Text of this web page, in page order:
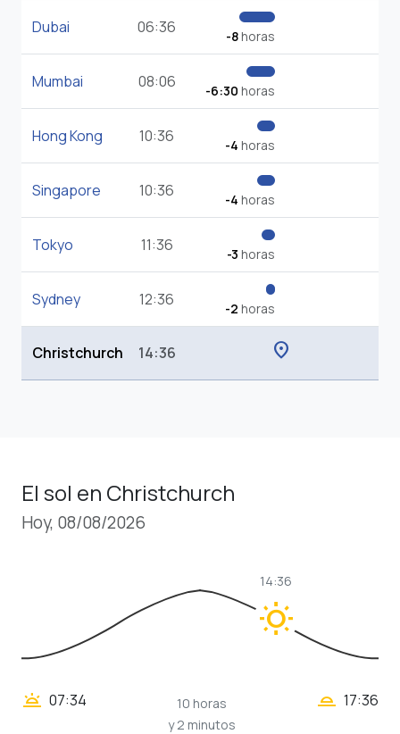
Dubai 06:36 -8horas
Mumbai 08:06 -6:30 horas
Hong Kong 10:36 -4 horas
Singapore 10:36 -4 horas
Tokyo 11:36 -3 horas
Sydney 12:36 -2 horas
Christchurch 14:36 location_on
El sol en Christchurch
Hoy, 08/08/2026
wb_sunny
14:36
wb_twilight 07:34
10 horas
y 2 minutos
wb_twilight_2 17:36